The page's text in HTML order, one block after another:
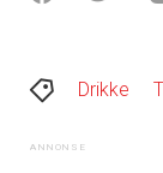
Drikke